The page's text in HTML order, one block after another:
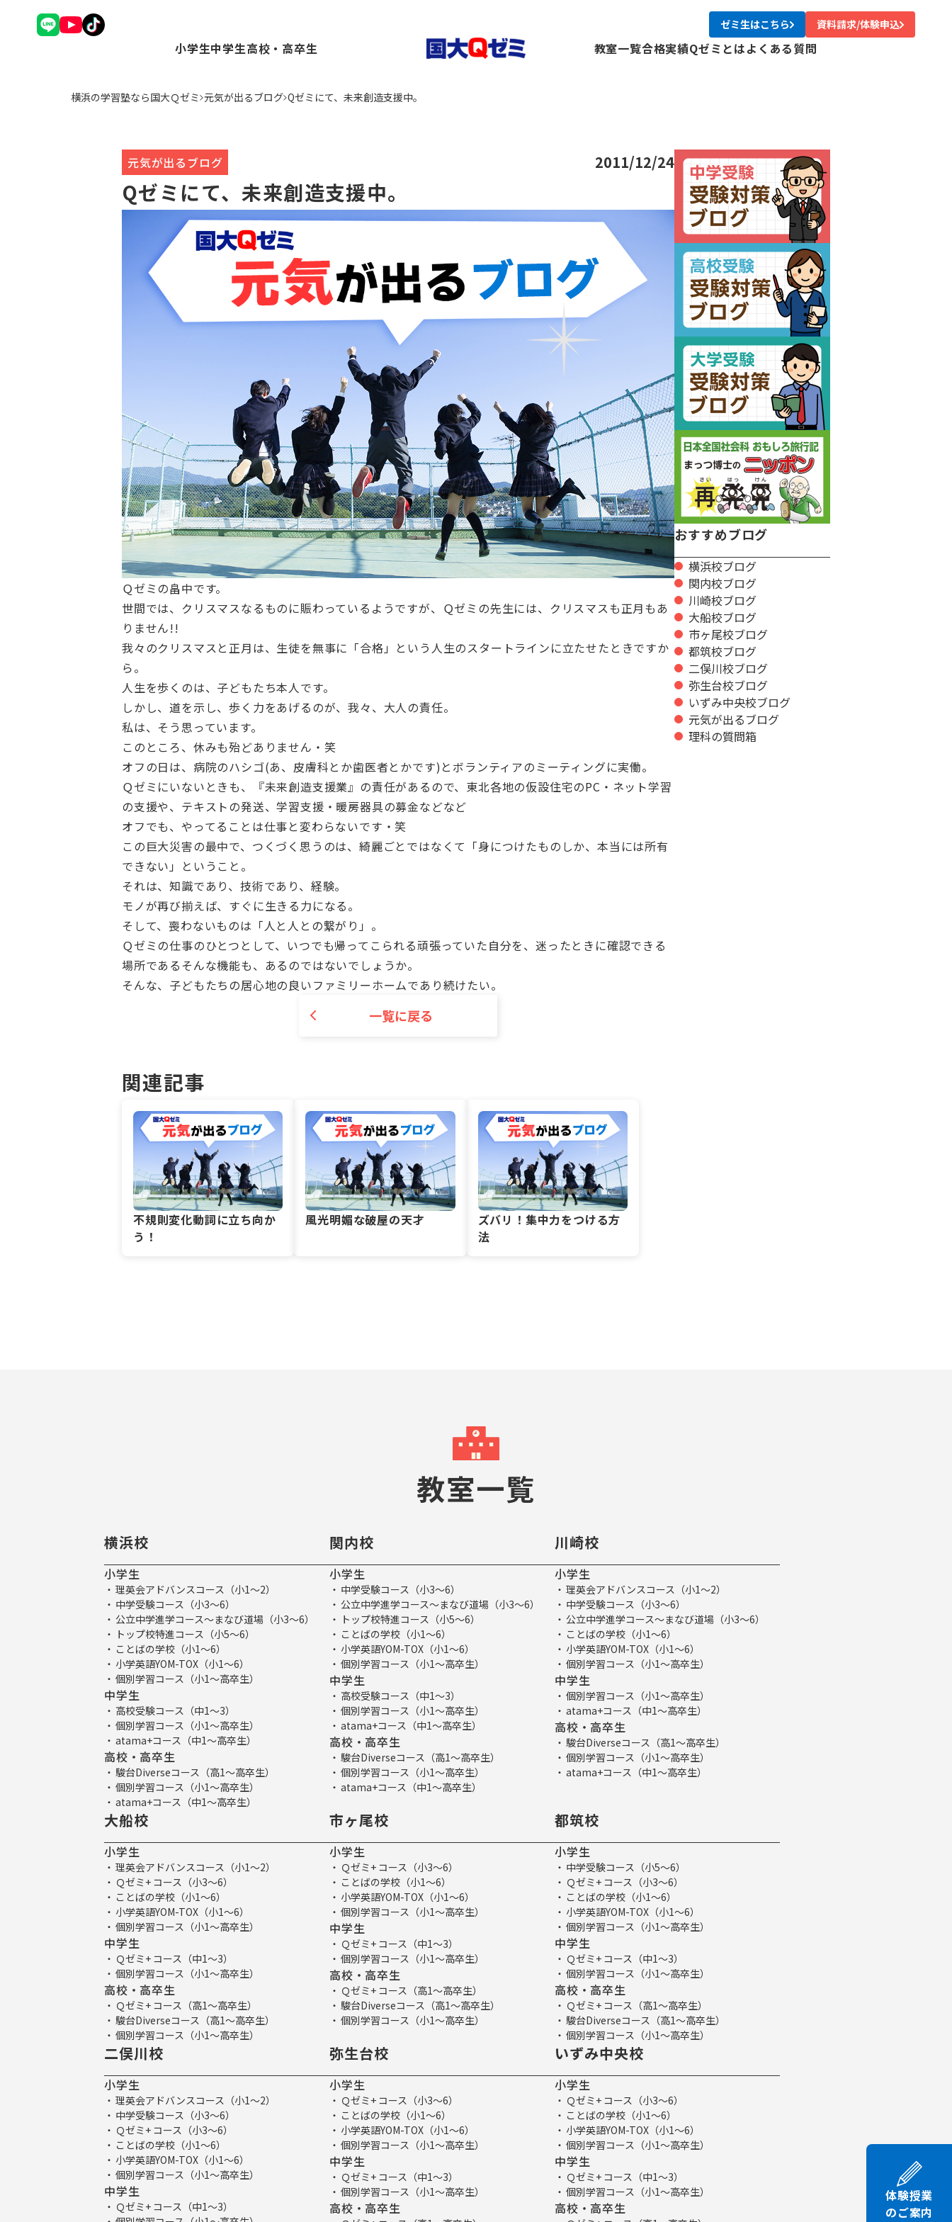
ゼミ生はこちら 資料請求/体験申込
小学生
理英会アドバンスコース（小1～2）
トップ校特進コース（小5～6）
ことばの学校（小1～6）
小学英語YOM-TOX（小1～6）
個別学習コース（小1～高卒生）
中学生
Ｑゼミ+ コース（中1～3）
高校・高卒生
Ｑゼミ+ コース（高1～高卒生）
教室一覧
市ヶ尾校
都筑校
いずみ中央校
合格実績Qゼミとはよくある質問
横浜の学習塾なら国大Ｑゼミ 元気が出るブログ Qゼミにて、未来創造支援中。
元気が出るブログ 2011/12/24
Qゼミにて、未来創造支援中。
Ｑゼミの畠中です。
世間では、クリスマスなるものに賑わっているようですが、Ｑゼミの先生には、クリスマスも正月もあ
りません!!
我々のクリスマスと正月は、生徒を無事に「合格」という人生のスタートラインに立たせたときですか
ら。
人生を歩くのは、子どもたち本人です。
しかし、道を示し、歩く力をあげるのが、我々、大人の責任。
私は、そう思っています。
このところ、休みも殆どありません・笑
オフの日は、病院のハシゴ(あ、皮膚科とか歯医者とかです)とボランティアのミーティングに実働。
Ｑゼミにいないときも、『未来創造支援業』の責任があるので、東北各地の仮設住宅のPC・ネット学習
の支援や、テキストの発送、学習支援・暖房器具の募金などなど
オフでも、やってることは仕事と変わらないです・笑
この巨大災害の最中で、つくづく思うのは、綺麗ごとではなくて「身につけたものしか、本当には所有
できない」ということ。
それは、知識であり、技術であり、経験。
モノが再び揃えば、すぐに生きる力になる。
そして、喪わないものは「人と人との繋がり」。
Ｑゼミの仕事のひとつとして、いつでも帰ってこられる頑張っていた自分を、迷ったときに確認できる
場所であるそんな機能も、あるのではないでしょうか。
そんな、子どもたちの居心地の良いファミリーホームであり続けたい。
一覧に戻る
関連記事
不規則変化動詞に立ち向か
う！
風光明媚な破屋の天才
ズバリ！集中力をつける方
法
おすすめブログ
横浜校ブログ
関内校ブログ
川崎校ブログ
大船校ブログ
市ヶ尾校ブログ
都筑校ブログ
二俣川校ブログ
弥生台校ブログ
いずみ中央校ブログ
元気が出るブログ
理科の質問箱
教室一覧
横浜校
小学生
理英会アドバンスコース（小1～2）
中学受験コース（小3～6）
公立中学進学コース～まなび道場（小3～6）
トップ校特進コース（小5～6）
ことばの学校（小1～6）
小学英語YOM-TOX（小1～6）
個別学習コース（小1～高卒生）
中学生
高校受験コース（中1～3）
個別学習コース（小1～高卒生）
atama+コース（中1～高卒生）
高校・高卒生
駿台Diverseコース（高1～高卒生）
個別学習コース（小1～高卒生）
atama+コース（中1～高卒生）
関内校
小学生
中学受験コース（小3～6）
公立中学進学コース～まなび道場（小3～6）
トップ校特進コース（小5～6）
ことばの学校（小1～6）
小学英語YOM-TOX（小1～6）
個別学習コース（小1～高卒生）
中学生
高校受験コース（中1～3）
個別学習コース（小1～高卒生）
atama+コース（中1～高卒生）
高校・高卒生
駿台Diverseコース（高1～高卒生）
個別学習コース（小1～高卒生）
atama+コース（中1～高卒生）
川崎校
小学生
理英会アドバンスコース（小1～2）
中学受験コース（小3～6）
公立中学進学コース～まなび道場（小3～6）
ことばの学校（小1～6）
小学英語YOM-TOX（小1～6）
個別学習コース（小1～高卒生）
中学生
個別学習コース（小1～高卒生）
atama+コース（中1～高卒生）
高校・高卒生
駿台Diverseコース（高1～高卒生）
個別学習コース（小1～高卒生）
atama+コース（中1～高卒生）
大船校
小学生
理英会アドバンスコース（小1～2）
Ｑゼミ+ コース（小3～6）
ことばの学校（小1～6）
小学英語YOM-TOX（小1～6）
個別学習コース（小1～高卒生）
中学生
Ｑゼミ+ コース（中1～3）
個別学習コース（小1～高卒生）
高校・高卒生
Ｑゼミ+ コース（高1～高卒生）
駿台Diverseコース（高1～高卒生）
個別学習コース（小1～高卒生）
市ヶ尾校
小学生
Ｑゼミ+ コース（小3～6）
ことばの学校（小1～6）
小学英語YOM-TOX（小1～6）
個別学習コース（小1～高卒生）
中学生
Ｑゼミ+ コース（中1～3）
個別学習コース（小1～高卒生）
高校・高卒生
Ｑゼミ+ コース（高1～高卒生）
駿台Diverseコース（高1～高卒生）
個別学習コース（小1～高卒生）
都筑校
小学生
中学受験コース（小5～6）
Ｑゼミ+ コース（小3～6）
ことばの学校（小1～6）
小学英語YOM-TOX（小1～6）
個別学習コース（小1～高卒生）
中学生
Ｑゼミ+ コース（中1～3）
個別学習コース（小1～高卒生）
高校・高卒生
Ｑゼミ+ コース（高1～高卒生）
駿台Diverseコース（高1～高卒生）
個別学習コース（小1～高卒生）
二俣川校
小学生
理英会アドバンスコース（小1～2）
中学受験コース（小3～6）
Ｑゼミ+ コース（小3～6）
ことばの学校（小1～6）
小学英語YOM-TOX（小1～6）
個別学習コース（小1～高卒生）
中学生
Ｑゼミ+ コース（中1～3）
弥生台校
小学生
Ｑゼミ+ コース（小3～6）
ことばの学校（小1～6）
小学英語YOM-TOX（小1～6）
個別学習コース（小1～高卒生）
中学生
Ｑゼミ+ コース（中1～3）
個別学習コース（小1～高卒生）
高校・高卒生
いずみ中央校
小学生
Ｑゼミ+ コース（小3～6）
ことばの学校（小1～6）
小学英語YOM-TOX（小1～6）
個別学習コース（小1～高卒生）
中学生
Ｑゼミ+ コース（中1～3）
個別学習コース（小1～高卒生）
高校・高卒生
体験授業
のご案内